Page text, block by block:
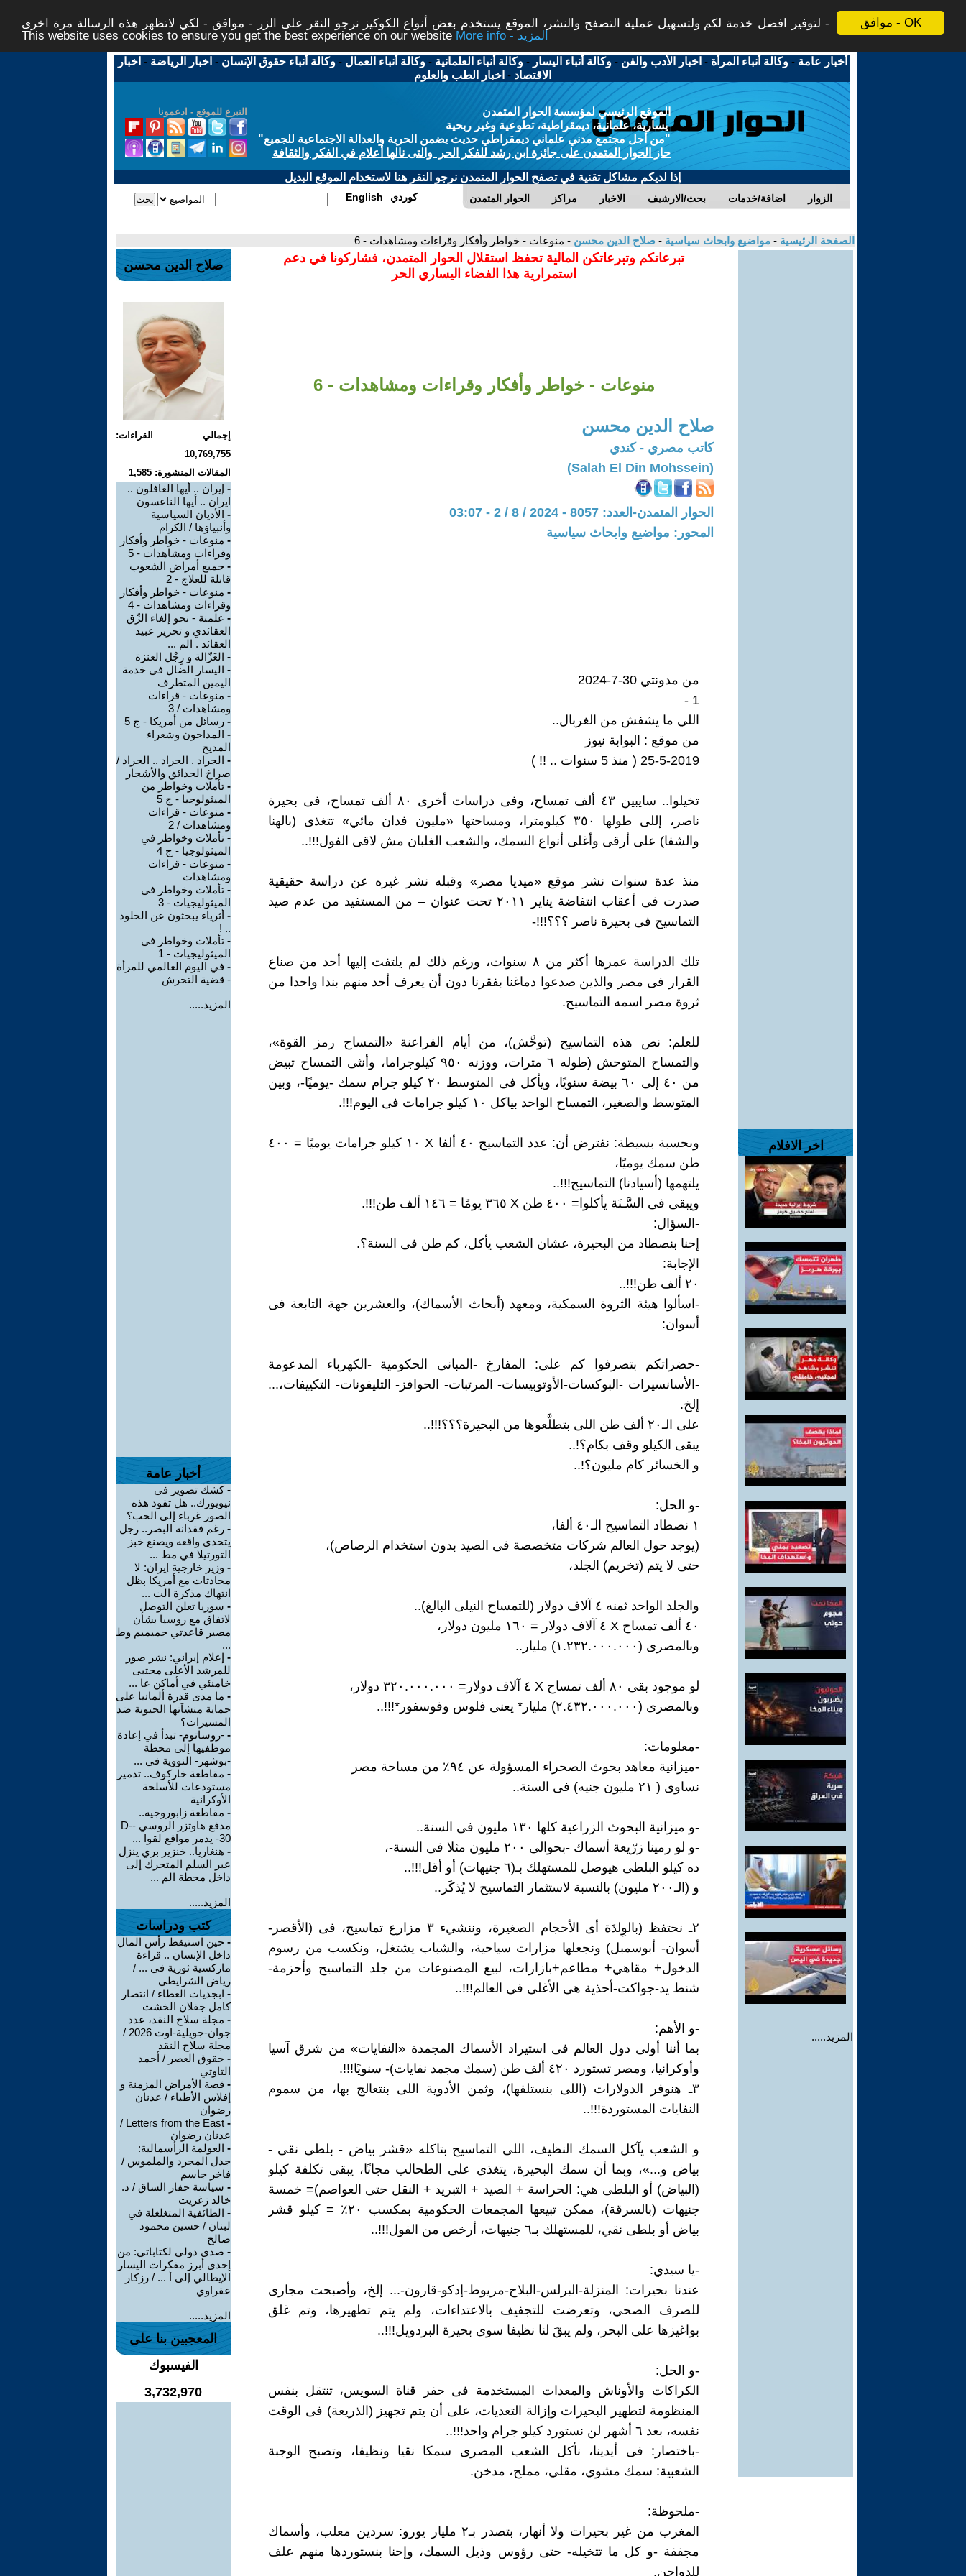
موافق - OK
لتوفير افضل خدمة لكم ولتسهيل عملية التصفح والنشر، الموقع يستخدم بعض أنواع الكوكيز نرجو النقر على الزر - موافق - لكي لاتظهر هذه الرسالة مرة اخرى -
This website uses cookies to ensure you get the best experience on our website
More info - المزيد
أخبار عامة -وكالة أنباء المرأة - اخبار الأدب والفن -وكالة أنباء اليسار -وكالة أنباء العلمانية -وكالة أنباء العمال -وكالة أنباء حقوق الإنسان - اخبار الرياضة - اخبار
الاقتصاد - اخبار الطب والعلوم
التبرع للموقع - ادعمونا
الموقع الرئيسي لمؤسسة الحوار المتمدن
يسارية، علمانية، ديمقراطية، تطوعية وغير ربحية
"من أجل مجتمع مدني علماني ديمقراطي حديث يضمن الحرية والعدالة الاجتماعية للجميع"
حاز الحوار المتمدن على جائزة ابن رشد للفكر الحر والتى نالها أعلام في الفكر والثقافة
إذا لديكم مشاكل تقنية في تصفح الحوار المتمدن نرجو النقر هنا لاستخدام الموقع البديل
الحوار المتمدن مراكز الاخبار بحث/الارشيف اضافة/خدمات الزوار English كوردي
الصفحة الرئيسية - مواضيع وابحاث سياسية - صلاح الدين محسن - منوعات - خواطر وأفكار وقراءات ومشاهدات - 6
اخر الافلام
المزيد.....
تبرعاتكم وتبرعاتكن المالية تحفظ استقلال الحوار المتمدن، فشاركونا في دعم
استمرارية هذا الفضاء اليساري الحر
منوعات - خواطر وأفكار وقراءات ومشاهدات - 6
صلاح الدين محسن
كاتب مصري - كندي
(Salah El Din Mohssein‏)
الحوار المتمدن-العدد: 8057 - 2024 / 8 / 2 - 03:07
المحور: مواضيع وابحاث سياسية
من مدونتي 30-7-2024
1 -
اللي ما يشفش من الغربال..
من موقع : البوابة نيوز
25-5-2019 ( منذ 5 سنوات .. !! )
تخيلوا.. سايبين ٤٣ ألف تمساح، وفى دراسات أخرى ٨٠ ألف تمساح، فى بحيرة
ناصر، إللى طولها ٣٥٠ كيلومترا، ومساحتها «مليون فدان مائي» تتغذى (بالهنا
والشفا) على أرقى وأغلى أنواع السمك، والشعب الغلبان مش لاقى الفول!!!..
منذ عدة سنوات نشر موقع «ميديا مصر» وقبله نشر غيره عن دراسة حقيقية
صدرت فى أعقاب انتفاضة يناير ٢٠١١ تحت عنوان – من المستفيد من عدم صيد
التماسيح فى بحيرة ناصر ؟؟؟!!!-
تلك الدراسة عمرها أكثر من ٨ سنوات، ورغم ذلك لم يلتفت إليها أحد من صناع
القرار فى مصر والذين صدعوا دماغنا بفقرنا دون أن يعرف أحد منهم بندا واحدا من
ثروة مصر اسمه التماسيح.
للعلم: نص هذه التماسيح (توحَّش)، من أيام الفراعنة «التمساح رمز القوة»،
والتمساح المتوحش (طوله ٦ مترات، ووزنه ٩٥٠ كيلوجراما، وأنثى التمساح تبيض
من ٤٠ إلى ٦٠ بيضة سنويًا، ويأكل فى المتوسط ٢٠ كيلو جرام سمك -يوميًا-، وبين
المتوسط والصغير، التمساح الواحد بياكل ١٠ كيلو جرامات فى اليوم!!!.
وبحسبة بسيطة: نفترض أن: عدد التماسيح ٤٠ ألفا X ١٠ كيلو جرامات يوميًا = ٤٠٠
طن سمك يوميًا،
يلتهمها (أسيادنا) التماسيح!!!..
ويبقى فى السَّـنَة يأكلوا= ٤٠٠ طن X ٣٦٥ يومًا = ١٤٦ ألف طن!!!.
-السؤال:
إحنا بنصطاد من البحيرة، عشان الشعب يأكل، كم طن فى السنة؟.
الإجابة:
٢٠ ألف طن!!!..
-اسألوا هيئة الثروة السمكية، ومعهد (أبحاث الأسماك)، والعشرين جهة التابعة فى
أسوان:
-حضراتكم بتصرفوا كم على: المفارخ -المبانى الحكومية -الكهرباء المدعومة
-الأسانسيرات -البوكسات-الأوتوبيسات- المرتبات- الحوافز- التليفونات- التكييفات،...
إلخ.
على الـ٢٠ ألف طن اللى بتطلَّعوها من البحيرة؟؟؟!!!..
يبقى الكيلو وقف بكام؟!..
و الخسائر كام مليون؟!..
-و الحل:
١ نصطاد التماسيح الـ٤٠ ألفا،
(يوجد حول العالم شركات متخصصة فى الصيد بدون استخدام الرصاص)،
حتى لا يتم (تخريم) الجلد،
والجلد الواحد ثمنه ٤ آلاف دولار (للتمساح النيلى البالغ)..
٤٠ ألف تمساح X ٤ آلاف دولار = ١٦٠ مليون دولار،
وبالمصرى (١.٢٣٢.٠٠٠.٠٠٠) مليار..
لو موجود بقى ٨٠ ألف تمساح X ٤ آلاف دولار= ٣٢٠.٠٠٠.٠٠٠ دولار،
وبالمصرى (٢.٤٣٢.٠٠٠.٠٠٠) مليار* يعنى فلوس وفوسفور*!!!..
-معلومات:
-ميزانية معاهد بحوث الصحراء المسؤولة عن ٩٤٪ من مساحة مصر
نساوى ( ٢١ مليون جنيه) فى السنة..
-و ميزانية البحوث الزراعية كلها ١٣٠ مليون فى السنة..
-و لو رمينا زرّيعة أسماك -بحوالى ٢٠٠ مليون مثلا فى السنة-،
ده كيلو البلطى هيوصل للمستهلك بـ(٦ جنيهات) أو أقل!!!..
و (الـ٢٠٠ مليون) بالنسبة لاستثمار التماسيح لا يُذكَر..
٢ـ نحتفظ (بالوِلدَة أى الأحجام الصغيرة، وننشيء ٣ مزارع تماسيح، فى (الأقصر-
أسوان- أبوسمبل) ونجعلها مزارات سياحية، والشباب يشتغل، ونكسب من رسوم
الدخول+ مقاهي+ مطاعم+بازارات، لبيع المصنوعات من جلد التماسيح وأحزمة-
شنط يد-جواكت-أحذية هى الأغلى فى العالم!!!..
-و الأهم:
بما أننا أولى دول العالم فى استيراد الأسماك المجمدة «النفايات» من شرق آسيا
وأوكرانيا، ومصر تستورد ٤٢٠ ألف طن (سمك مجمد نفايات)- سنويًا!!!.
٣ـ هنوفر الدولارات (اللى بنستلفها)، وثمن الأدوية اللى بنتعالج بها، من سموم
النفايات المستوردة!!!..
و الشعب يآكل السمك النظيف، اللى التماسيح بتاكله «قشر بياض - بلطى نقى -
بياض و...»، وبما أن سمك البحيرة، يتغذى على الطحالب مجانًا، يبقى تكلفة كيلو
(البياض) أو البلطى هي: الحراسة + الصيد + التبريد + النقل حتى العواصم)= خمسة
جنيهات (بالسرقة)، ممكن تبيعها المجمعات الحكومية بمكسب ٢٠٪ = كيلو قشر
بياض أو بلطى نقي، للمستهلك بـ٦ جنيهات، أرخص من الفول!!!..
-يا سيدي:
عندنا بحيرات: المنزلة-البرلس-البلاح-مريوط-إدكو-قارون-... إلخ، وأصبحت مجارى
للصرف الصحي، وتعرضت للتجفيف بالاعتداءات، ولم يتم تطهيرها، وتم غلق
بواغيزها على البحر، ولم يبقَ لنا نظيفا سوى بحيرة البردويل!!!..
-و الحل:
الكراكات والأوناش والمعدات المستخدمة فى حفر قناة السويس، تنتقل بنفس
المنظومة لتطهير البحيرات وإزالة التعديات، على أن يتم تجهيز (الذريعة) فى الوقت
نفسه، بعد ٦ أشهر لن نستورد كيلو جرام واحد!!!..
-باختصار: فى أيدينا، نأكل الشعب المصرى سمكا نقيا ونظيفا، وتصبح الوجبة
الشعبية: سمك مشوي، مقلي، مملح، مدخن.
-ملحوظة:
المغرب من غير بحيرات ولا أنهار، بتصدر بـ٢ مليار يورو: سردين معلب، وأسماك
مجففة -و كل ما تتخيله- حتى رؤوس وذيل السمك، وإحنا بنستوردها منهم علف
للدواجن.
صلاح الدين محسن
إجمالي القراءات:
10,769,755
المقالات المنشورة: 1,585
- إيران .. أيها الغافلون ..
ايران .. أيها الناعسون
- الأديان السياسية
وأنبياؤها / الكرام
- منوعات - خواطر وأفكار
وقراءات ومشاهدات - 5
- جميع أمراض الشعوب
قابلة للعلاج - 2
- منوعات - خواطر وأفكار
وقراءات ومشاهدات - 4
- علمنة - نحو إلغاء الرِّق
العقائدي و تحرير عبيد
العقائد . الم ...
- الغَزّالة و رِجْل العنزة
- اليسار الضال في خدمة
اليمين المتطرف
- منوعات - قراءات
ومشاهدات / 3
- رسائل من أمريكا - ج 5
- المداحون وشعراء
المديح
- الجراد . الجراد .. الجراد /
صراخ الحدائق والأشجار
- تأملات وخواطر من
الميثولوجيا - ج 5
- منوعات - قراءات
ومشاهدات / 2
- تأملات وخواطر في
الميثولوجيا - ج 4
- منوعات - قراءات
ومشاهدات
- تأملات وخواطر في
الميثوليجيات - 3
- أثرياء يبحثون عن الخلود
.. !
- تأملات وخواطر في
الميثوليجيات - 1
- في اليوم العالمي للمرأة
- قضية التحرش
المزيد.....
أخبار عامة
-كشك تصوير في
نيويورك.. هل تقود هذه
الصور غرباء إلى الحب؟
- رغم فقدانه البصر.. رجل
يتحدى واقعه ويصنع خبز
التورتيلا في مط ...
- وزير خارجية إيران: لا
محادثات مع أمريكا بظل
انتهاك مذكرة الت ...
- سوريا تعلن التوصل
لاتفاق مع روسيا بشأن
مصير قاعدتي حميميم وط
...
- إعلام إيراني: نشر صور
للمرشد الأعلى مجتبى
خامنئي في أماكن عا ...
- ما مدى قدرة ألمانيا على
حماية منشآتها الحيوية ضد
المسيرات؟
- -روساتوم- تبدأ في إعادة
موظفيها إلى محطة
-بوشهر- النووية في ...
- مقاطعة خاركوف.. تدمير
مستودعات للأسلحة
الأوكرانية
- مقاطعة زابوروجيه..
مدفع هاوتزر الروسي -D-
30- يدمر مواقع لقوا ...
- هنغاريا.. خنزير بري ينزل
عبر السلم المتحرك إلى
داخل محطة الم ...
المزيد.....
كتب ودراسات
- حين استيقظ رأس المال
داخل الإنسان .. قراءة
ماركسية ثورية في ... /
رياض الشرايطي
- ابجديات العطاء / انتصار
كامل جفلان الخشت
- مجلة سلاح النقد، عدد
جوان-جويلية-اوت 2026 /
مجلة سلاح النقد
- حقوق العصر / أحمد
التاوتي
- قصة الأمراض المزمنة و
إفلاس الأطباء / عدنان
رضوان
-
Letters from the East /
عدنان رضوان
- العولمة الرأسمالية:
جدل المجرد والملموس /
فاخر جاسم
- سياسة حفار الساق / د.
خالد زغريت
- الطائفية المتغلغلة في
لبنان / حسين محمود
صالح
- صدى دولي لكتاباتي: من
إحدى أبرز مفكرات اليسار
الإيطالي إلى أ ... / رزكار
عقراوي
المزيد.....
المعجبين بنا على
الفيسبوك
3,732,970